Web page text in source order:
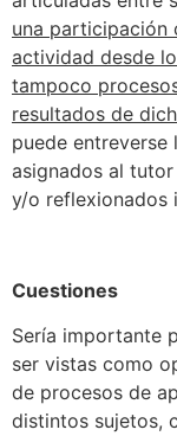
una participación
actividad desde
tampoco
resultados de
puede
asignados al
y/o reflexionados
Cuestiones
Sería importante
ser vistas como
de procesos de
distintos sujetos,